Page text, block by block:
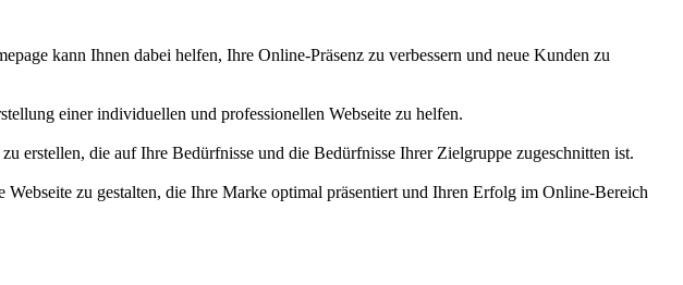
kann Ihnen dabei helfen, Ihre Online-Präsenz zu verbessern und neue Kunden zu
einer individuellen und professionellen Webseite zu helfen.
erstellen, die auf Ihre Bedürfnisse und die Bedürfnisse Ihrer Zielgruppe zugeschnitten ist.
zu gestalten, die Ihre Marke optimal präsentiert und Ihren Erfolg im Online-Bereich